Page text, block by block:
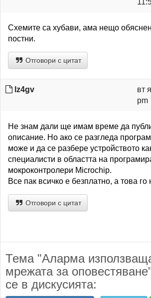
Схемите са хубави, ама нещо
постни.
Отговори с цитат
lz4gv
вт
pm
Не знам дали ще имам време да
описание. Но ако се разгледа
може и да се разбере устройството
специалисти в областта на
мокроконтролери Microchip.
Все пак всичко е безплатно, а това
Отговори с цитат
Тема "Аларма
мрежата за
се в дискусията: